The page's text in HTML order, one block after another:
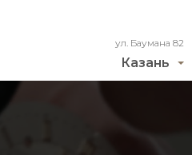
Казань
ул. Баумана 82